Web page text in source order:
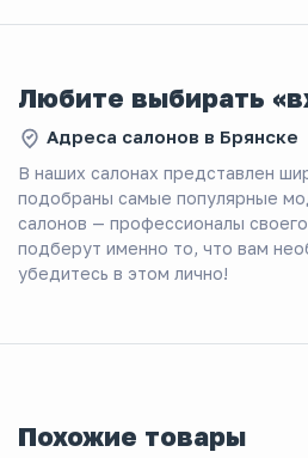
Любите выбирать
Адреса салонов в Брянске
В наших салонах представлен
подобраны самые популярные
салонов — профессионалы
подберут именно то, что вам
убедитесь в этом лично!
Похожие товары